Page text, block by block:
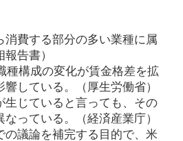
消費する部分の多い業種に属
告書）
種構成の変化が賃金格差を拡
している。（厚生労働省）
生じていると言っても、その
っている。（経済産業庁）
の議論を補完する目的で、米